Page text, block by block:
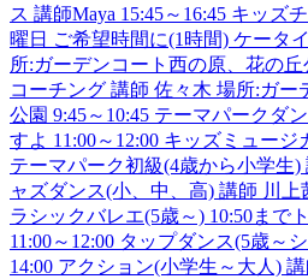
ス 講師Maya 15:45～16:45 キッズ
曜日 ご希望時間に(1時間) ケータ
所:ガーデンコート西の原、花の
コーチング 講師 佐々木 場所:ガー
公園 9:45～10:45 テーマパークダ
すよ 11:00～12:00 キッズミュージ
テーマパーク初級(4歳から小学生)
ャズダンス(小、中、高) 講師 川上
ラシックバレエ(5歳～) 10:50まで
11:00～12:00 タップダンス(5歳～
14:00 アクション(小学生～大人)